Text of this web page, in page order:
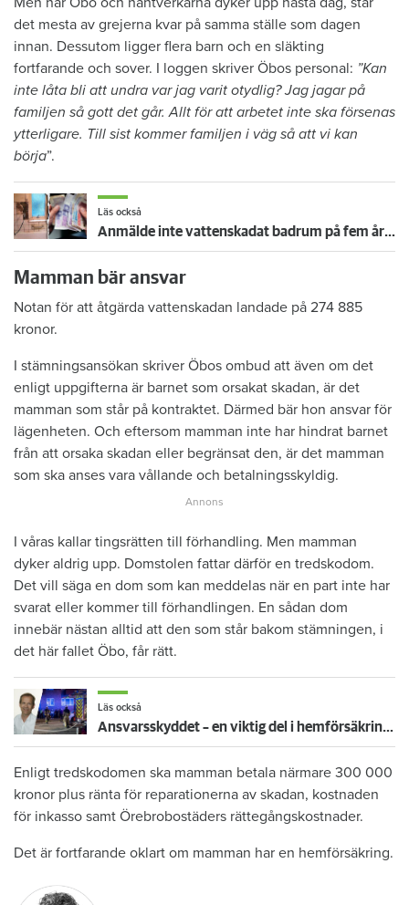
det mesta av grejerna kvar på samma ställe som dagen
innan. Dessutom ligger flera barn och en släkting
fortfarande och sover. I loggen skriver Öbos personal: ”Kan
inte låta bli att undra var jag varit otydlig? Jag jagar på
familjen så gott det går. Allt för att arbetet inte ska försenas
ytterligare. Till sist kommer familjen i väg så att vi kan
börja”.
Läs också
Anmälde inte vattenskadat badrum på fem år – krävs på 125 000 kronor
Mamman bär ansvar
Notan för att åtgärda vattenskadan landade på 274 885
kronor.
I stämningsansökan skriver Öbos ombud att även om det
enligt uppgifterna är barnet som orsakat skadan, är det
mamman som står på kontraktet. Därmed bär hon ansvar för
lägenheten. Och eftersom mamman inte har hindrat barnet
från att orsaka skadan eller begränsat den, är det mamman
som ska anses vara vållande och betalningsskyldig.
I våras kallar tingsrätten till förhandling. Men mamman
dyker aldrig upp. Domstolen fattar därför en tredskodom.
Det vill säga en dom som kan meddelas när en part inte har
svarat eller kommer till förhandlingen. En sådan dom
innebär nästan alltid att den som står bakom stämningen, i
det här fallet Öbo, får rätt.
Läs också
Ansvarsskyddet – en viktig del i hemförsäkringen
Enligt tredskodomen ska mamman betala närmare 300 000
kronor plus ränta för reparationerna av skadan, kostnaden
för inkasso samt Örebrobostäders rättegångskostnader.
Det är fortfarande oklart om mamman har en hemförsäkring.